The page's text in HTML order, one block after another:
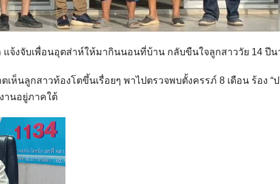
แจ้งจับเพื่อนอุตส่าห์ให้มากินนอนที่บ้าน กลับขืนใจลูกสาววัย 14 ปีน
ห็นลูกสาวท้องโตขึ้นเรื่อยๆ พาไปตรวจพบตั้งครรภ์ 8 เดือน ร้อง “
านอยู่ภาคใต้